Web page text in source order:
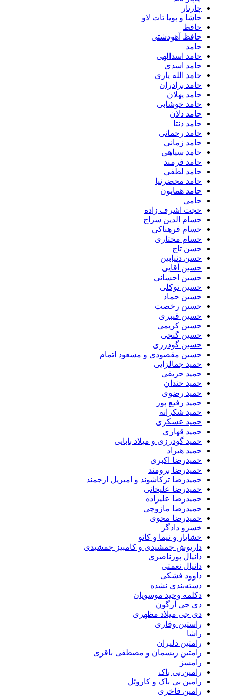
چارتار
حاشا و پویا تات لاو
حافظ
حافظ آهودشتی
حامد
حامد اسدالهی
حامد اسدی
حامد الله یاری
حامد برادران
حامد پهلان
حامد خوشابی
حامد دلان
حامد دنتا
حامد رحمانی
حامد زمانی
حامد سیاهی
حامد فرمند
حامد لطفی
حامد محضرنیا
حامد همایون
حامی
حجت اشرف زاده
حسام الدین سراج
حسام فرهناکی
حسام مختاری
حسن تاج
حسن دنیابین
حسین آقایی
حسین احسانی
حسین توکلی
حسین حماد
حسین رخصت
حسین قنبری
حسین کریمی
حسین گنجی
حسین گودرزی
حسین مقصودی و مسعود اتمام
حمید جمالزایی
حمید حریفی
حمید خندان
حمید رضوی
حمید رفیع پور
حمید شکرانه
حمید عسکری
حمید قهاری
حمید گودرزی و میلاد بابایی
حمید هیراد
حمیدرضا اکبری
حمیدرضا برومند
حمیدرضا ترکاشوند و امیریل ارجمند
حمیدرضا علیخانی
حمیدرضا علیزاده
حمیدرضا مازوچی
حمیدرضا محوی
خسرو دادگر
خشایار و نیما و کانو
داریوش جمشیدی و کامبیز جمشیدی
دانیال پورناصری
دانیال نعمتی
داوود فشکی
دسته‌بندی نشده
دکلمه وحید موسویان
دی جی آرگون
دی جی میلاد مظهری
راستین وقاری
راشا
رامتین دلیران
رامتین ریسمان و مصطفی باقری
رامسز
رامین بی باک
رامین بی باک و کاروئل
رامین فاخری